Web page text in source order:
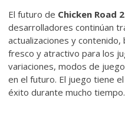
El futuro de Chicken Road 2
desarrolladores continúan
actualizaciones y
fresco y atractivo para los
variaciones, modos de
en el futuro. El juego tiene
éxito durante mucho tiempo.